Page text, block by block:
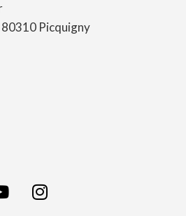
80310 Picquigny